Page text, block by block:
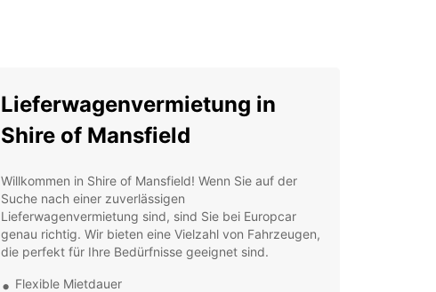
Lieferwagenvermietung in
Shire of Mansfield
Willkommen in Shire of Mansfield! Wenn Sie auf der
Suche nach einer zuverlässigen
Lieferwagenvermietung sind, sind Sie bei Europcar
genau richtig. Wir bieten eine Vielzahl von Fahrzeugen,
die perfekt für Ihre Bedürfnisse geeignet sind.
Flexible Mietdauer